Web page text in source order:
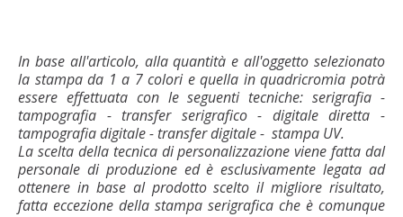
In base all'articolo, alla quantità e all'oggetto selezionato
la stampa da 1 a 7 colori e quella in quadricromia potrà
essere effettuata con le seguenti tecniche: serigrafia -
tampografia - transfer serigrafico - digitale diretta -
tampografia digitale - transfer digitale - stampa UV.
La scelta della tecnica di personalizzazione viene fatta dal
personale di produzione ed è esclusivamente legata ad
ottenere in base al prodotto scelto il migliore risultato,
fatta eccezione della stampa serigrafica che è comunque